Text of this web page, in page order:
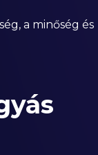
a minőség és